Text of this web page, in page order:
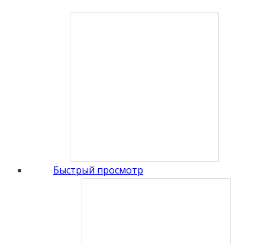
Быстрый просмотр